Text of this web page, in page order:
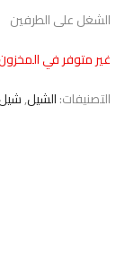
الشغل على الطرفين
غير متوفر في المخزون
التصنيفات:الشيل,